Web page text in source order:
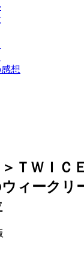
想
ＴＷＩＣ
ィークリ